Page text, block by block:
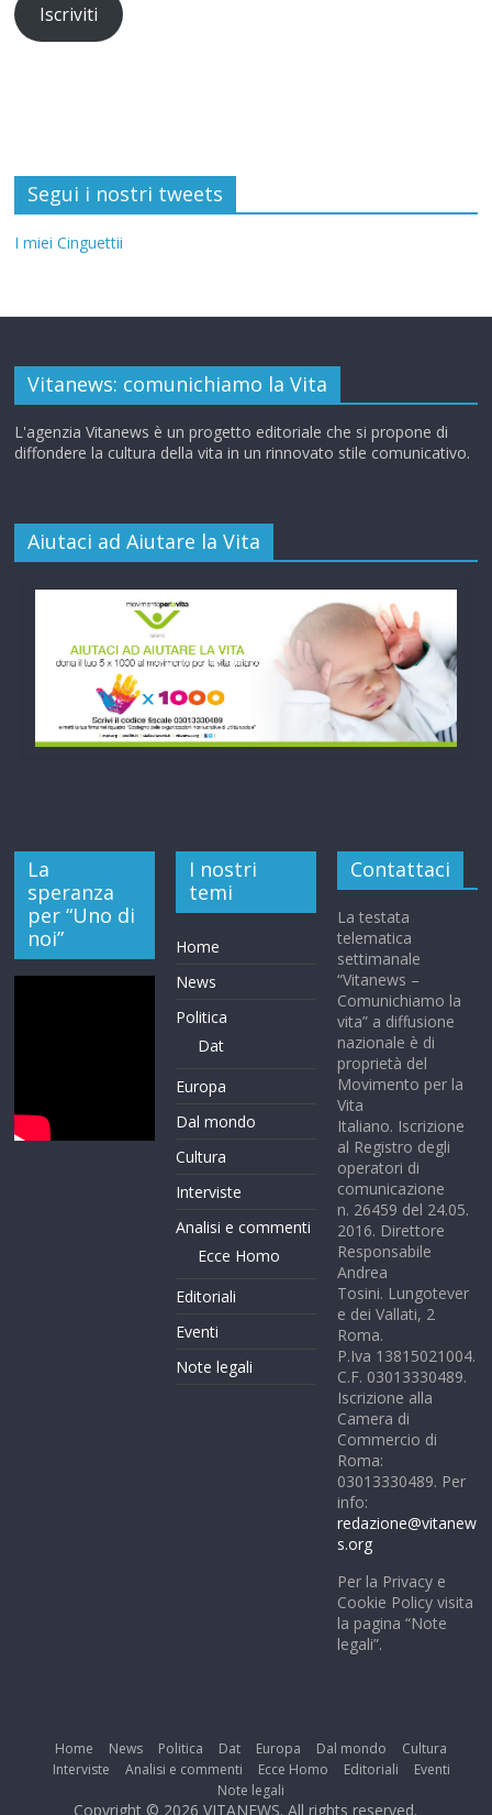
Iscriviti
Segui i nostri tweets
I miei Cinguettii
Vitanews: comunichiamo la Vita
L'agenzia Vitanews è un progetto editoriale che si propone di
diffondere la cultura della vita in un rinnovato stile comunicativo.
Aiutaci ad Aiutare la Vita
La
speranza
per “Uno di
noi”
I nostri
temi
Home
News
Politica
Dat
Europa
Dal mondo
Cultura
Interviste
Analisi e commenti
Ecce Homo
Editoriali
Eventi
Note legali
Contattaci
La testata
telematica
settimanale
“Vitanews –
Comunichiamo la
vita” a diffusione
nazionale è di
proprietà del
Movimento per la
Vita
Italiano. Iscrizione
al Registro degli
operatori di
comunicazione
n. 26459 del 24.05.
2016. Direttore
Responsabile
Andrea
Tosini. Lungotever
e dei Vallati, 2
Roma.
P.Iva 13815021004.
C.F. 03013330489.
Iscrizione alla
Camera di
Commercio di
Roma:
03013330489. Per
info:
redazione@vitanew
s.org
Per la Privacy e
Cookie Policy visita
la pagina “Note
legali”.
Home News Politica Dat Europa Dal mondo
Cultura
Interviste
Analisi e commenti Ecce Homo Editoriali
Eventi
Note legali
Copyright © 2026VITANEWS. All rights reserved.